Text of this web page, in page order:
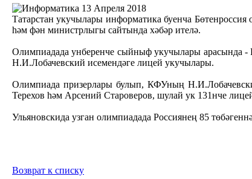
13 Апреля 2018
Татарстан укучылары информатика буенча
һәм фән министрлыгы сайтында хәбәр ителә.
Олимпиадада унберенче сыйныф укучылары арасында
Н.И.Лобачевский исемендәге лицей укучылары.
Олимпиада призерлары булып, КФУның
Терехов һәм Арсений Староверов, шулай ук 131нче
Ульяновскида узган олимпиадада Россиянең 85
Возврат к списку